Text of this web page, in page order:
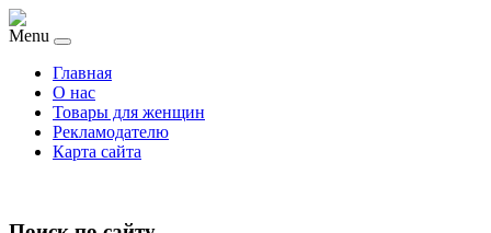
Menu
Главная
О нас
Товары для женщин
Рекламодателю
Карта сайта